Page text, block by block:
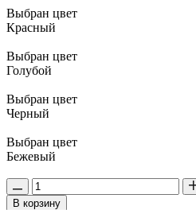
Выбран цвет
Красный
Выбран цвет
Голубой
Выбран цвет
Черный
Выбран цвет
Бежевый
В корзину